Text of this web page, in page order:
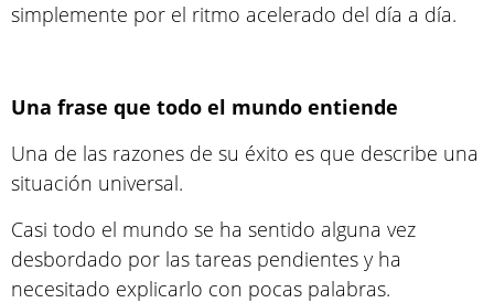
simplemente por el ritmo acelerado del día a día.
Una frase que todo el mundo entiende
Una de las razones de su éxito es que describe una
situación universal.
Casi todo el mundo se ha sentido alguna vez
desbordado por las tareas pendientes y ha
necesitado explicarlo con pocas palabras.